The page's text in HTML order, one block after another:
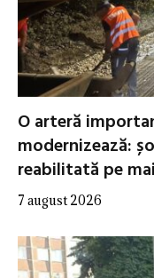
O arteră
modernizează:
reabilitată pe
7 august 2026